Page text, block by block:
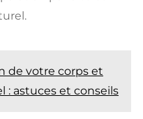
de votre corps et
: astuces et conseils